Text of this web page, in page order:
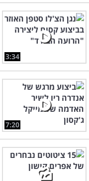
3:34
7:20